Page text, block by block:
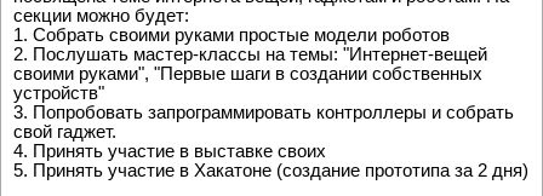
секции можно будет:
1. Собрать своими руками простые модели роботов
2. Послушать мастер-классы на темы: "Интернет-вещей
своими руками", "Первые шаги в создании собственных
устройств"
3. Попробовать запрограммировать контроллеры и собрать
свой гаджет.
4. Принять участие в выставке своих
5. Принять участие в Хакатоне (создание прототипа за 2 дня)